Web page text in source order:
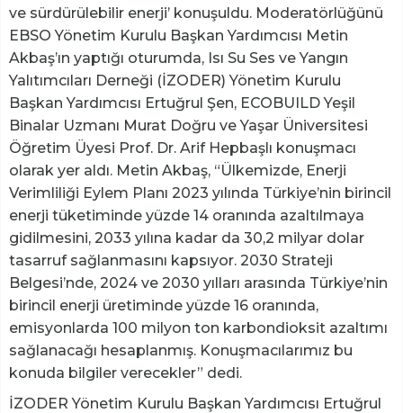
ve sürdürülebilir enerji’ konuşuldu. Moderatörlüğünü
EBSO Yönetim Kurulu Başkan Yardımcısı Metin
Akbaş’ın yaptığı oturumda, Isı Su Ses ve Yangın
Yalıtımcıları Derneği (İZODER) Yönetim Kurulu
Başkan Yardımcısı Ertuğrul Şen, ECOBUILD Yeşil
Binalar Uzmanı Murat Doğru ve Yaşar Üniversitesi
Öğretim Üyesi Prof. Dr. Arif Hepbaşlı konuşmacı
olarak yer aldı. Metin Akbaş, “Ülkemizde, Enerji
Verimliliği Eylem Planı 2023 yılında Türkiye’nin birincil
enerji tüketiminde yüzde 14 oranında azaltılmaya
gidilmesini, 2033 yılına kadar da 30,2 milyar dolar
tasarruf sağlanmasını kapsıyor. 2030 Strateji
Belgesi’nde, 2024 ve 2030 yılları arasında Türkiye’nin
birincil enerji üretiminde yüzde 16 oranında,
emisyonlarda 100 milyon ton karbondioksit azaltımı
sağlanacağı hesaplanmış. Konuşmacılarımız bu
konuda bilgiler verecekler” dedi.
İZODER Yönetim Kurulu Başkan Yardımcısı Ertuğrul